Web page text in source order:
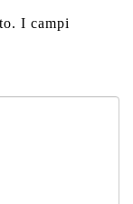
I campi